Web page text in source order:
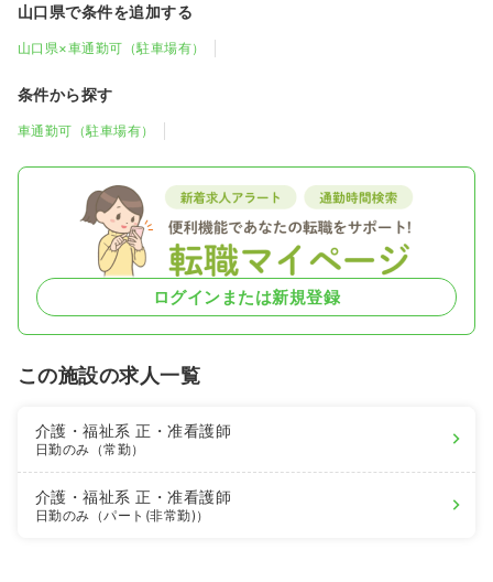
山口県で条件を追加する
山口県×車通勤可（駐車場有）
条件から探す
車通勤可（駐車場有）
ログインまたは新規登録
この施設の求人一覧
介護・福祉系正・准看護師
日勤のみ（常勤）
介護・福祉系正・准看護師
日勤のみ（パート(非常勤)）